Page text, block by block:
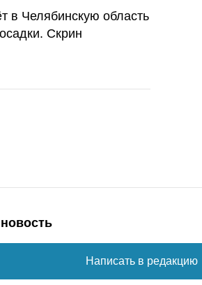
в Челябинскую область
Скрин
Написать в редакцию